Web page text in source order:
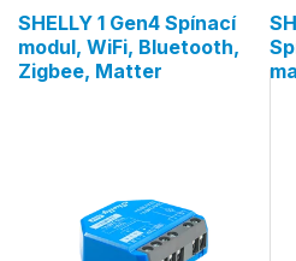
SHELLY 1 Gen4 Spínací
modul, WiFi, Bluetooth,
Zigbee, Matter